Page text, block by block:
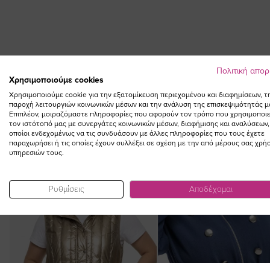
of
images
gallery
Πολιτική
Χρησιμοποιούμε cookies
Χρησιμοποιούμε cookie για την εξατομίκευση περιεχομένου και διαφημίσεων,
παροχή λειτουργιών κοινωνικών μέσων και την ανάλυση της επισκεψιμότητάς
Επιπλέον, μοιραζόμαστε πληροφορίες που αφορούν τον τρόπο που
τον ιστότοπό μας με συνεργάτες κοινωνικών μέσων, διαφήμισης και αναλύσεων,
οποίοι ενδεχομένως να τις συνδυάσουν με άλλες πληροφορίες που τους έχετε
παραχωρήσει ή τις οποίες έχουν συλλέξει σε σχέση με την από μέρους σας
υπηρεσιών τους.
Ρυθμίσεις Αποδέχομαι